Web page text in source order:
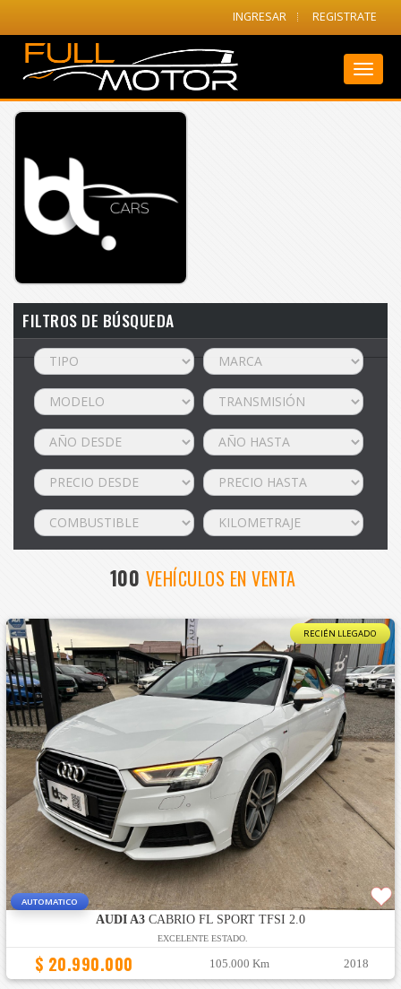
INGRESAR REGISTRATE
FILTROS DE BÚSQUEDA
100 VEHÍCULOS EN VENTA
RECIÉN LLEGADO
AUTOMATICO
AUDI A3CABRIO FL SPORT TFSI 2.0
EXCELENTE ESTADO.
$ 20.990.000 105.000 Km 2018